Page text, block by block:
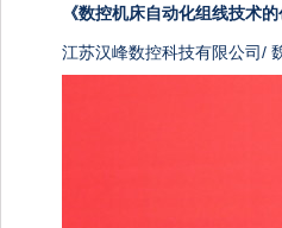
《数控机床自动化组线技术的
江苏汉峰数控科技有限公司/